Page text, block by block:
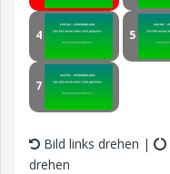
4 5
7
Bild links drehen |
drehen